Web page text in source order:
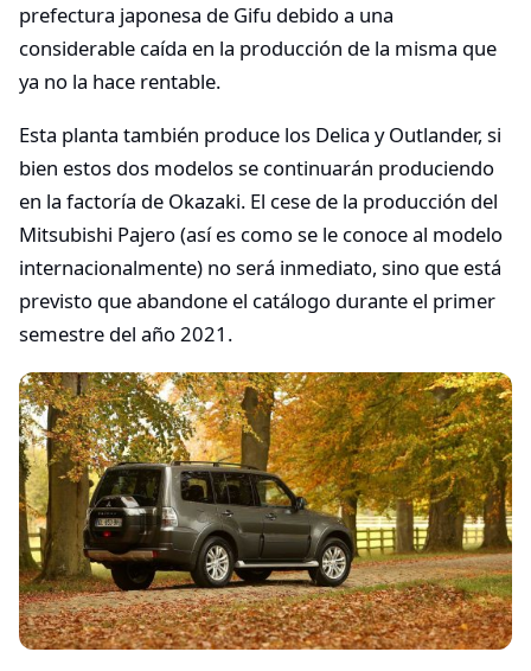
prefectura japonesa de Gifu debido a una
considerable caída en la producción de la misma que
ya no la hace rentable.
Esta planta también produce los Delica y Outlander, si
bien estos dos modelos se continuarán produciendo
en la factoría de Okazaki. El cese de la producción del
Mitsubishi Pajero (así es como se le conoce al modelo
internacionalmente) no será inmediato, sino que está
previsto que abandone el catálogo durante el primer
semestre del año 2021.